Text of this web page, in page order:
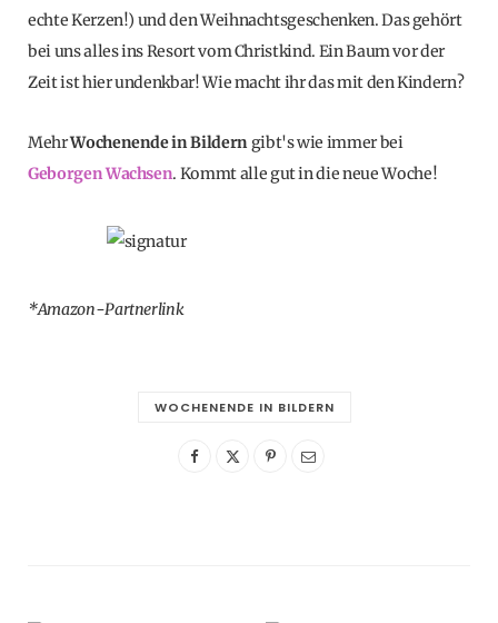
echte Kerzen!) und den Weihnachtsgeschenken. Das gehört
bei uns alles ins Resort vom Christkind. Ein Baum vor der
Zeit ist hier undenkbar! Wie macht ihr das mit den Kindern?
MehrWochenende in Bildern gibt's wie immer bei
Geborgen Wachsen. Kommt alle gut in die neue Woche!
*Amazon-Partnerlink
WOCHENENDE IN BILDERN